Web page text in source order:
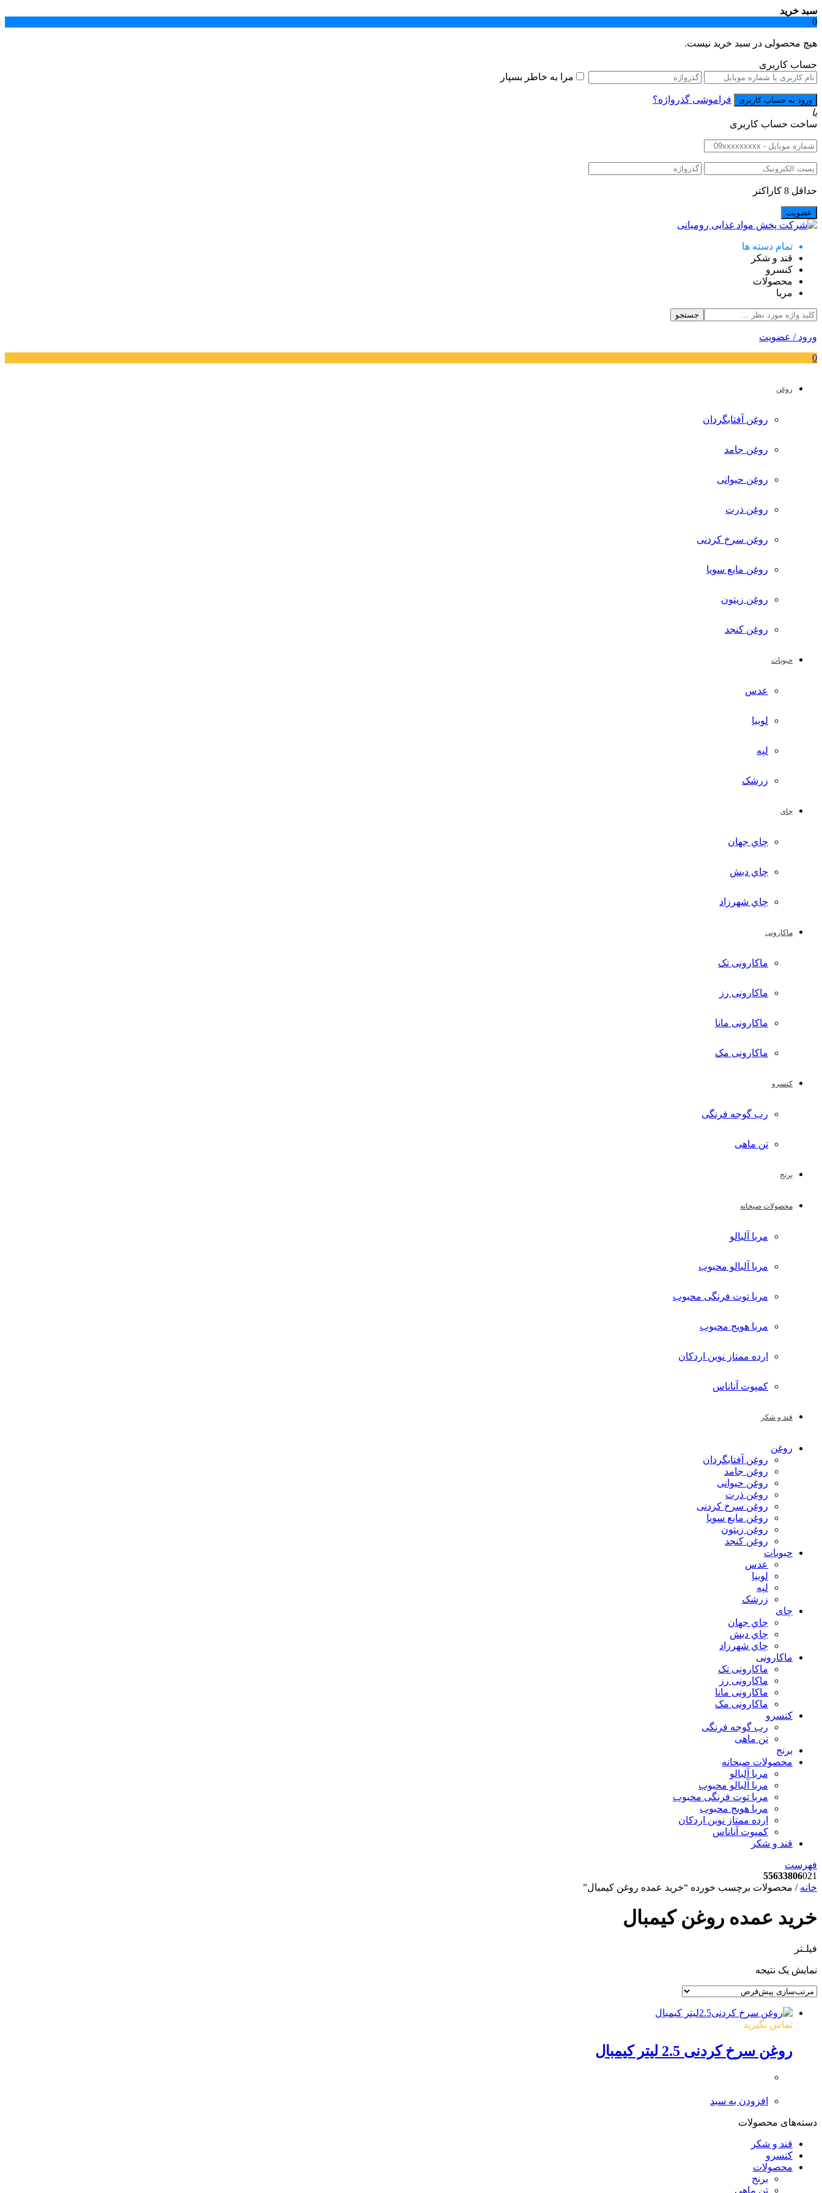
سبد خرید
0
هیچ محصولی در سبد خرید نیست.
حساب کاربری
مرا به خاطر بسپار
فراموشی گذرواژه؟
یا
ساخت حساب کاربری
حداقل 8 کاراکتر
تمام دسته ها
قند و شکر
کنسرو
محصولات
مربا
جستجو
ورود / عضویت
0
روغن
روغن آفتابگردان
روغن جامد
روغن حیوانی
روغن ذرت
روغن سرخ کردنی
روغن مایع سویا
روغن زیتون
روغن کنجد
حبوبات
عدس
لوبیا
لپه
زرشک
چای
چاي جهان
چاي دبش
چاي شهرزاد
ماکارونی
ماکارونی تک
ماکارونی رز
ماکارونی مانا
ماکارونی مک
کنسرو
رب گوجه فرنگی
تن ماهی
برنج
محصولات صبحانه
مربا آلبالو
مربا آلبالو محبوب
مربا توت فرنگی محبوب
مربا هویج محبوب
ارده ممتاز نوین اردکان
کمپوت آناناس
قند و شکر
روغن
روغن آفتابگردان
روغن جامد
روغن حیوانی
روغن ذرت
روغن سرخ کردنی
روغن مایع سویا
روغن زیتون
روغن کنجد
حبوبات
عدس
لوبیا
لپه
زرشک
چای
چاي جهان
چاي دبش
چاي شهرزاد
ماکارونی
ماکارونی تک
ماکارونی رز
ماکارونی مانا
ماکارونی مک
کنسرو
رب گوجه فرنگی
تن ماهی
برنج
محصولات صبحانه
مربا آلبالو
مربا آلبالو محبوب
مربا توت فرنگی محبوب
مربا هویج محبوب
ارده ممتاز نوین اردکان
کمپوت آناناس
قند و شکر
فهرست
55633806021
خانه / محصولات برچسب خورده “خرید عمده روغن کیمبال”
خرید عمده روغن کیمبال
فیلـتر
نمایش یک نتیجه
تماس بگیرید
روغن سرخ کردنی 2.5 لیتر کیمبال
افزودن به سبد
دسته‌های محصولات
قند و شکر
کنسرو
محصولات
برنج
تن ماهی